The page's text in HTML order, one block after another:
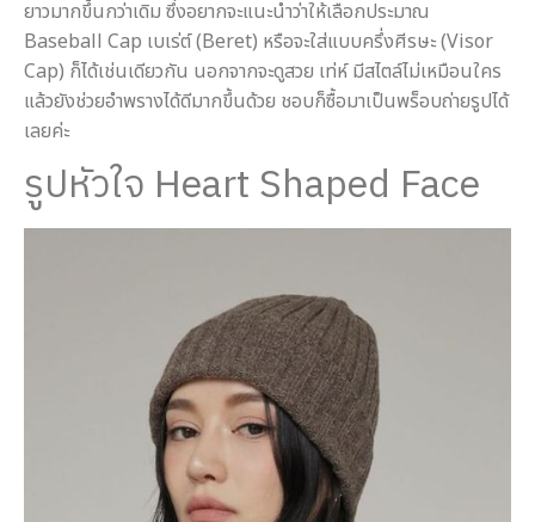
ยาวมากขึ้นกว่าเดิม ซึ่งอยากจะแนะนำว่าให้เลือกประมาณ
Baseball Cap เบเร่ต์ (Beret) หรือจะใส่แบบครึ่งศีรษะ (Visor
Cap) ก็ได้เช่นเดียวกัน นอกจากจะดูสวย เท่ห์ มีสไตล์ไม่เหมือนใคร
แล้วยังช่วยอำพรางได้ดีมากขึ้นด้วย ชอบก็ซื้อมาเป็นพร็อบถ่ายรูปได้
เลยค่ะ
รูปหัวใจ Heart Shaped Face